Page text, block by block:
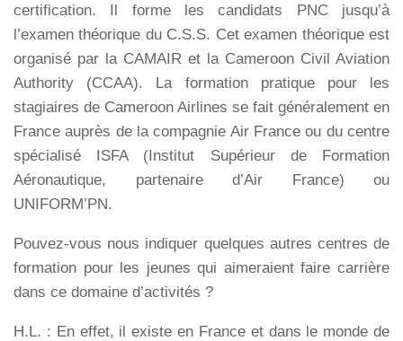
certification. Il forme les candidats PNC jusqu’à
l’examen théorique du C.S.S. Cet examen théorique est
organisé par la CAMAIR et la Cameroon Civil Aviation
Authority (CCAA). La formation pratique pour les
stagiaires de Cameroon Airlines se fait généralement en
France auprès de la compagnie Air France ou du centre
spécialisé ISFA (Institut Supérieur de Formation
Aéronautique, partenaire d’Air France) ou
UNIFORM’PN.
Pouvez-vous nous indiquer quelques autres centres de
formation pour les jeunes qui aimeraient faire carrière
dans ce domaine d’activités ?
H.L. : En effet, il existe en France et dans le monde de